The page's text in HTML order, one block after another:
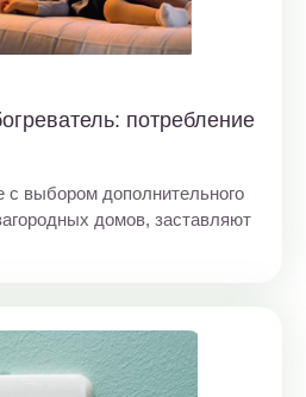
потребление
выбором дополнительного
домов, заставляют